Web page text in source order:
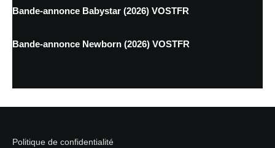
Bande-annonce Babystar (2026) VOSTFR
Bande-annonce Newborn (2026) VOSTFR
Politique de confidentialité